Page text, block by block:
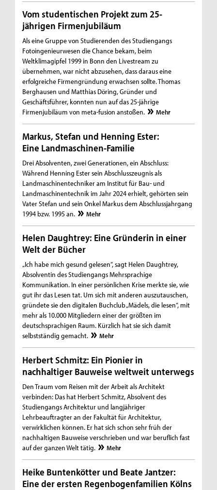
Vom studentischen Projekt zum 25-
jährigen Firmenjubiläum
Als eine Gruppe von Studierenden des Studiengangs
Fotoingenieurwesen die Chance bekam, beim
Weltklimagipfel 1999 in Bonn den Livestream zu
übernehmen, war nicht abzusehen, dass daraus eine
erfolgreiche Firmengründung erwachsen sollte. Thomas
Berghausen und Matthias Döring, Gründer und
Geschäftsführer, konnten nun auf das 25-jährige
Firmenjubiläum von meta-fusion anstoßen.
Mehr
Markus, Stefan und Henning Ester:
Eine Landmaschinen-Familie
Drei Absolventen, zwei Generationen, ein Abschluss:
Während Henning Ester sein Abschlusszeugnis als
Landmaschinentechniker am Institut für Bau- und
Landmaschinentechnik im Jahr 2024 erhielt, gehörten sein
Vater Stefan und sein Onkel Markus dem Abschlussjahrgang
1994 bzw. 1995 an.
Mehr
Helen Daughtrey: Eine Gründerin in einer
Welt der Bücher
„Ich habe mich gesund gelesen“, sagt Helen Daughtrey,
Absolventin des Studiengangs Mehrsprachige
Kommunikation. In einer persönlichen Krise merkte sie, wie
gut ihr das Lesen tat. Um sich mit anderen auszutauschen,
gründete sie den digitalen Buchclub „Mädels, die lesen“, mit
mehr als 10.000 Mitgliedern einer der größten im
deutschsprachigen Raum. Kürzlich hat sie sich damit
selbstständig gemacht.
Mehr
Herbert Schmitz: Ein Pionier in
nachhaltiger Bauweise weltweit unterwegs
Den Traum vom Reisen mit der Arbeit als Architekt
verbinden: Das hat Herbert Schmitz, Absolvent des
Studiengangs Architektur und langjähriger
Lehrbeauftragter an der Fakultät für Architektur,
verwirklichen können. Er hat sich schon sehr früh der
nachhaltigen Bauweise verschrieben und war beruflich fast
auf der ganzen Welt tätig.
Mehr
Heike Buntenkötter und Beate Jantzer:
Eine der ersten Regenbogenfamilien Kölns